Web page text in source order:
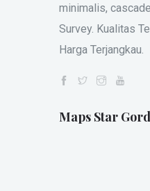
minimalis,
Survey. Kualitas
Harga Terjangkau.
Maps Star